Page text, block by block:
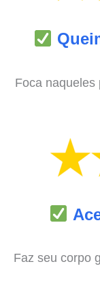
Foca naqueles
Faz seu corpo